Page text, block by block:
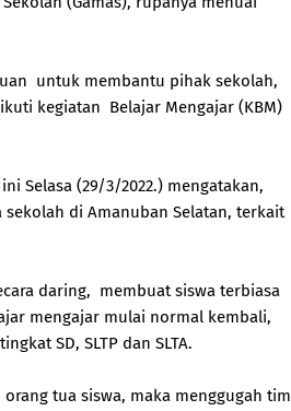
untuk membantu pihak sekolah,
kegiatan Belajar Mengajar (KBM)
Selasa (29/3/2022.) mengatakan,
di Amanuban Selatan, terkait
daring, membuat siswa terbiasa
mengajar mulai normal kembali,
SD, SLTP dan SLTA.
tua siswa, maka menggugah tim